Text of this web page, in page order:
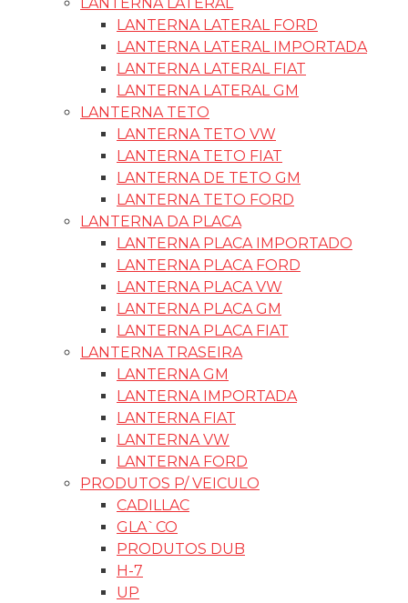
LANTERNA LATERAL FORD
LANTERNA LATERAL IMPORTADA
LANTERNA LATERAL FIAT
LANTERNA LATERAL GM
LANTERNA TETO
LANTERNA TETO VW
LANTERNA TETO FIAT
LANTERNA DE TETO GM
LANTERNA TETO FORD
LANTERNA DA PLACA
LANTERNA PLACA IMPORTADO
LANTERNA PLACA FORD
LANTERNA PLACA VW
LANTERNA PLACA GM
LANTERNA PLACA FIAT
LANTERNA TRASEIRA
LANTERNA GM
LANTERNA IMPORTADA
LANTERNA FIAT
LANTERNA VW
LANTERNA FORD
PRODUTOS P/ VEICULO
CADILLAC
GLA`CO
PRODUTOS DUB
H-7
UP